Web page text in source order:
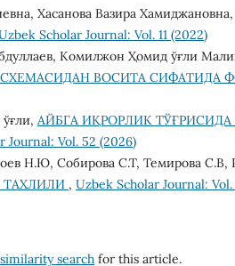
Хасанова Вазира Хамиджановна,
Scholar Journal: Vol. 11 (2022)
Комилжон Ҳомид ўғли
ВОСИТА СИФАТИДА
АЙБГА ИҚРОРЛИК
Journal: Vol. 52 (2026)
Н.Ю, Собирова С.Т, Темирова С.В,
ТАХЛИЛИ , Uzbek Scholar Journal:
search for this article.